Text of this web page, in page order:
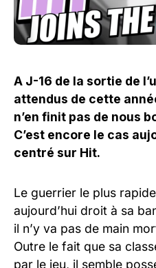
A J-16 de la sortie de
attendus de cette
n’en finit pas de nous
C’est encore le cas
centré sur Hit.
Le guerrier le plus
aujourd’hui droit à sa
il n’y va pas de main
Outre le fait que sa
par le jeu, il semble